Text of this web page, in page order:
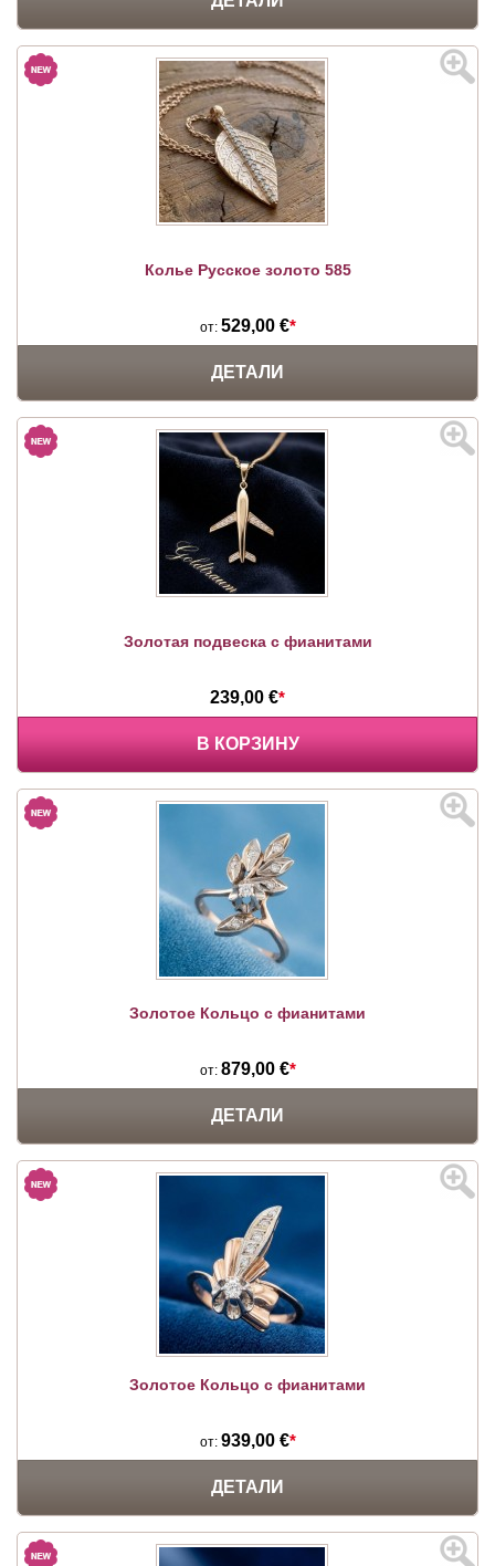
Колье Русское золото 585
от: 529,00 €*
ДЕТАЛИ
Золотая подвеска с фианитами
239,00 €*
В КОРЗИНУ
Золотое Кольцо с фианитами
от: 879,00 €*
ДЕТАЛИ
Золотое Кольцо с фианитами
от: 939,00 €*
ДЕТАЛИ